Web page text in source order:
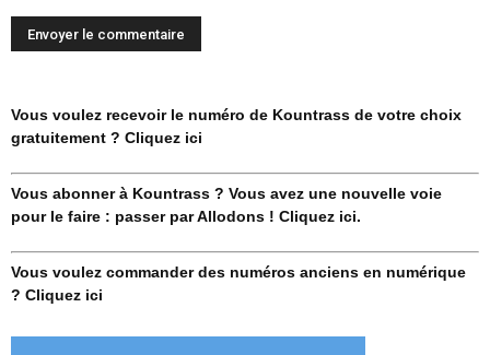
Vous voulez recevoir le numéro de Kountrass de votre choix
gratuitement ? Cliquez ici
Vous abonner à Kountrass ? Vous avez une nouvelle voie
pour le faire : passer par Allodons ! Cliquez ici.
Vous voulez commander des numéros anciens en numérique
? Cliquez ici